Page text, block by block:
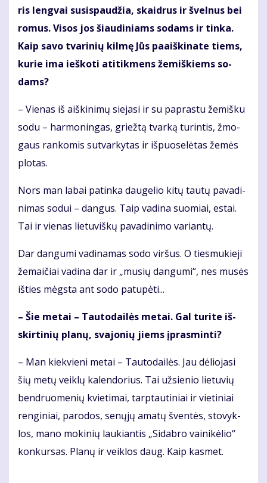
ris leng­vai su­si­spau­džia, skaid­rus ir švel­nus bei
ro­mus. Vi­sos jos šiau­di­niams so­dams ir tin­ka.
Kaip sa­vo tva­ri­nių kil­mę Jūs pa­aiš­ki­na­te tiems,
ku­rie ima ieš­ko­ti ati­tik­mens že­miš­kiems so­
dams?
– Vie­nas iš aiš­ki­ni­mų sie­ja­si ir su pa­pras­tu že­miš­ku
so­du – har­mo­nin­gas, griež­tą tvar­ką tu­rin­tis, žmo­
gaus ran­ko­mis su­tvar­ky­tas ir iš­puo­se­lė­tas že­mės
plo­tas.
Nors man la­bai pa­tin­ka dau­ge­lio ki­tų tau­tų pa­va­di­
ni­mas so­dui – dan­gus. Taip va­di­na suo­miai, es­tai.
Tai ir vie­nas lie­tu­viš­kų pa­va­di­ni­mo va­rian­tų.
Dar dan­gu­mi va­di­na­mas so­do vir­šus. O ties­mu­kie­ji
že­mai­čiai va­di­na dar ir „mu­sių dan­gu­mi“, nes mu­sės
iš­ties mėgs­ta ant so­do pa­tu­pė­ti...
– Šie me­tai – Tau­to­dai­lės me­tai. Gal tu­ri­te iš­
skir­ti­nių pla­nų, sva­jo­nių jiems įpras­min­ti?
– Man kiek­vie­ni me­tai – Tau­to­dai­lės. Jau dė­lio­ja­si
šių me­tų veik­lų ka­len­do­rius. Tai už­sie­nio lie­tu­vių
ben­druo­me­nių kvie­ti­mai, tarp­tau­ti­niai ir vie­ti­niai
ren­gi­niai, pa­ro­dos, se­nų­jų ama­tų šven­tės, sto­vyk­
los, ma­no mo­ki­nių lau­kian­tis „Si­dab­ro vai­ni­kė­lio“
kon­kur­sas. Pla­nų ir veik­los daug. Kaip kas­met.